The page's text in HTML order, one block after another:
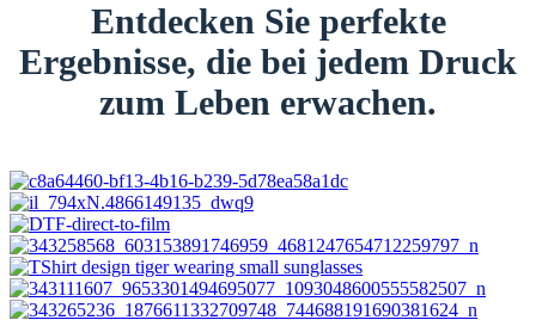
Entdecken Sie perfekte
Ergebnisse, die bei jedem Druck
zum Leben erwachen.